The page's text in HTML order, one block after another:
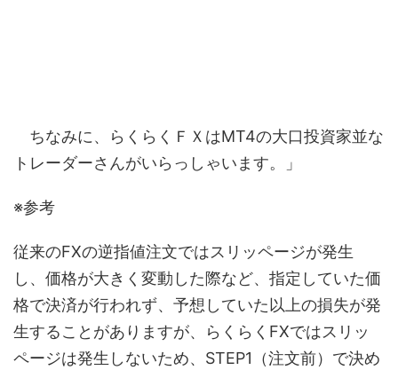
ちなみに、らくらくＦＸはMT4の大口投資家並な
トレーダーさんがいらっしゃいます。」
※参考
従来のFXの逆指値注文ではスリッページが発生
し、価格が大きく変動した際など、指定していた価
格で決済が行われず、予想していた以上の損失が発
生することがありますが、らくらくFXではスリッ
ページは発生しないため、STEP1（注文前）で決め